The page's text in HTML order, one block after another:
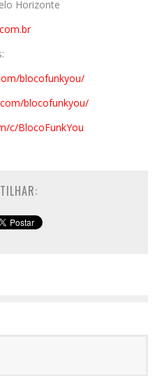
Horizonte
br
blocofunkyou/
blocofunkyou/
c/BlocoFunkYou